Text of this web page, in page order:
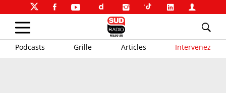
Podcasts Grille Articles Intervenez